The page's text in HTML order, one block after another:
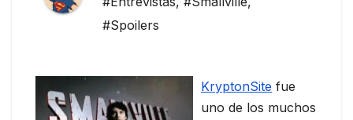
#Spoilers
KryptonSite fue
uno de los muchos